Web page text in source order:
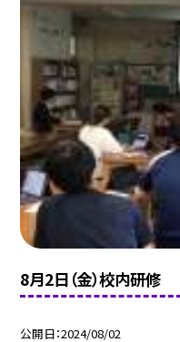
8月2日（金）校内研修
公開日 2024/08/02